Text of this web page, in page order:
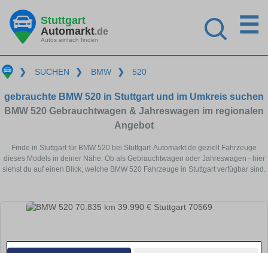
Stuttgart
Automarkt.de
Autos einfach finden
☰
❯ SUCHEN ❯ BMW ❯ 520
gebrauchte BMW 520 in Stuttgart und im Umkreis suchen
BMW 520 Gebrauchtwagen & Jahreswagen im regionalen
Angebot
Finde in Stuttgart für BMW 520 bei Stuttgart-Automarkt.de gezielt Fahrzeuge
dieses Models in deiner Nähe. Ob als Gebrauchtwagen oder Jahreswagen - hier
siehst du auf einen Blick, welche BMW 520 Fahrzeuge in Stuttgart verfügbar sind.